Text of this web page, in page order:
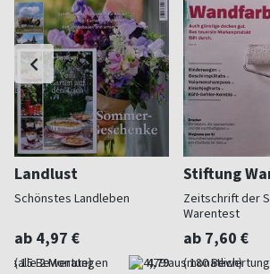
Landlust
Schönstes Landleben
ab 4,97 €
(alle 2 Monate) 4,79
Stiftung
Zeitschrift der
Warentest
ab 7,60 €
(monatlich)